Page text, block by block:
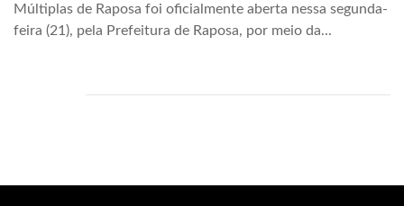
Múltiplas de Raposa foi oficialmente aberta nessa segunda-
feira (21), pela Prefeitura de Raposa, por meio da...